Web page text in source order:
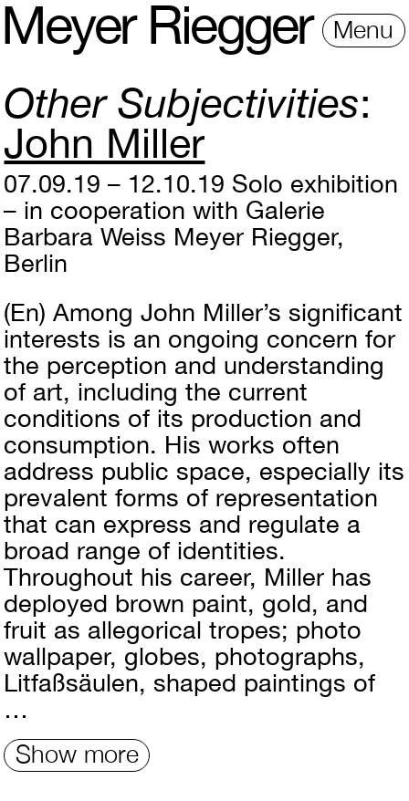
Meyer Riegger Menu
Other Subjectivities
John Miller
07.09.19 – 12.10.19 Solo exhibition
– in cooperation with Galerie
Barbara Weiss Meyer Riegger,
Berlin
(En) Among John Miller’s significant
interests is an ongoing concern for
the perception and understanding
of art, including the current
conditions of its production and
consumption. His works often
address public space, especially its
prevalent forms of representation
that can express and regulate a
broad range of identities.
Throughout his career, Miller has
deployed brown paint, gold, and
fruit as allegorical tropes; photo
wallpaper, globes, photographs,
Litfaßsäulen, shaped paintings of
…
Show more